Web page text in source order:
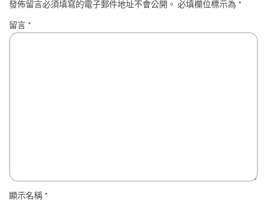
發佈留言必須填寫的電子郵件地址不會公開。 必填欄位標示為 *
留言 *
顯示名稱 *